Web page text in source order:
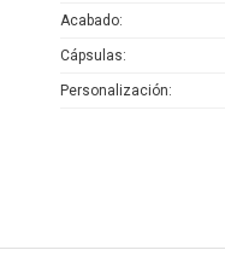
Acabado
Cápsulas
Personalización